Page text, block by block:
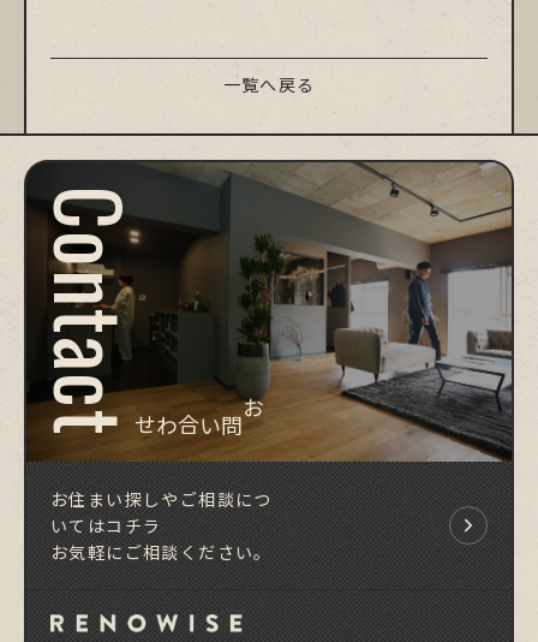
一覧へ戻る
Contact
お問い合わせ
お住まい探しやご相談につ
いてはコチラ
お気軽にご相談ください。